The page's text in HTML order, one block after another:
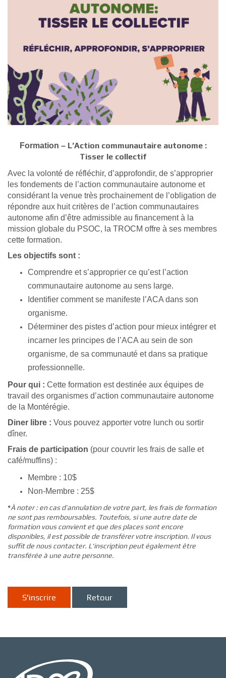
Formation – L’Action communautaire autonome :
Tisser le collectif
Avec la volonté de réfléchir, d’approfondir, de s’approprier
les fondements de l’action communautaire autonome et
considérant la venue très prochainement de l’obligation de
répondre aux huit critères de l’action communautaires
autonome afin d’être admissible au financement à la
mission globale du PSOC, la TROCM offre à ses membres
cette formation.
Les objectifs sont :
Comprendre et s’approprier ce qu’est l’action
communautaire autonome au sens large.
Identifier comment se manifeste l’ACA dans son
organisme.
Déterminer des pistes d’action pour mieux intégrer et
incarner les principes de l’ACA au sein de son
organisme, de sa communauté et dans sa pratique
professionnelle.
Pour qui : Cette formation est destinée aux équipes de
travail des organismes d’action communautaire autonome
de la Montérégie.
Diner libre : Vous pouvez apporter votre lunch ou sortir
dîner.
Frais de participation (pour couvrir les frais de salle et
café/muffins) :
Membre : 10$
Non-Membre : 25$
*À noter : en cas d’annulation de votre part, les frais de formation
ne sont pas remboursables. Toutefois, si une autre date de
formation vous convient et que des places sont encore
disponibles, il est possible de transférer votre inscription. Il vous
suffit de nous contacter. L'inscription peut également être
transférée à une autre personne.
S'inscrire Retour